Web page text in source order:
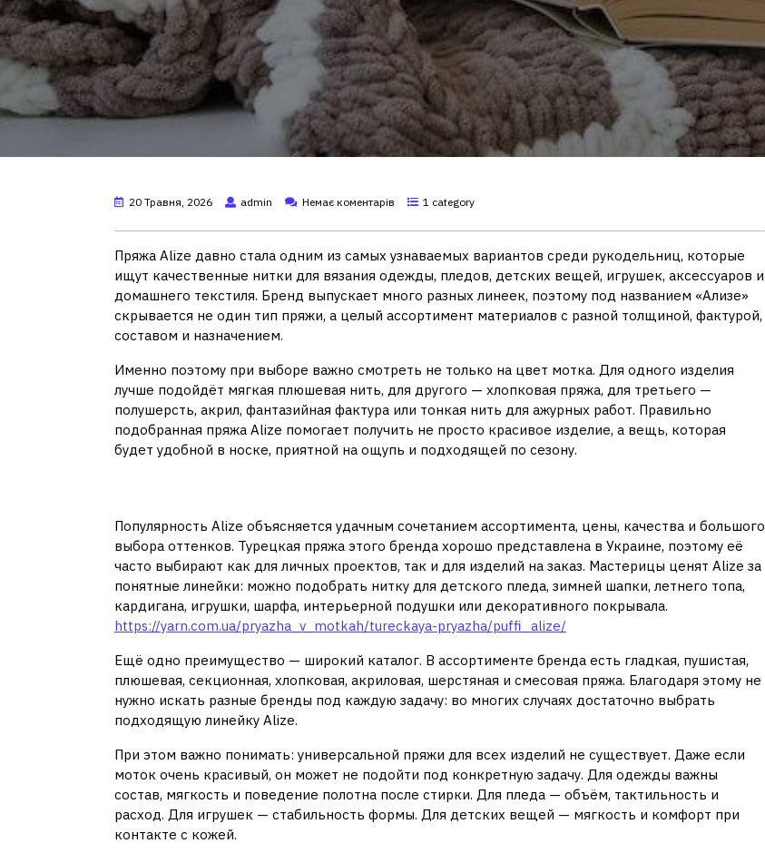
20 Травня, 2026 admin Немає коментарів 1 category
Пряжа Alize давно стала одним из самых узнаваемых вариантов среди рукодельниц, которые
ищут качественные нитки для вязания одежды, пледов, детских вещей, игрушек, аксессуаров и
домашнего текстиля. Бренд выпускает много разных линеек, поэтому под названием «Ализе»
скрывается не один тип пряжи, а целый ассортимент материалов с разной толщиной, фактурой,
составом и назначением.
Именно поэтому при выборе важно смотреть не только на цвет мотка. Для одного изделия
лучше подойдёт мягкая плюшевая нить, для другого — хлопковая пряжа, для третьего —
полушерсть, акрил, фантазийная фактура или тонкая нить для ажурных работ. Правильно
подобранная пряжа Alize помогает получить не просто красивое изделие, а вещь, которая
будет удобной в носке, приятной на ощупь и подходящей по сезону.
Популярность Alize объясняется удачным сочетанием ассортимента, цены, качества и большого
выбора оттенков. Турецкая пряжа этого бренда хорошо представлена в Украине, поэтому её
часто выбирают как для личных проектов, так и для изделий на заказ. Мастерицы ценят Alize за
понятные линейки: можно подобрать нитку для детского пледа, зимней шапки, летнего топа,
кардигана, игрушки, шарфа, интерьерной подушки или декоративного покрывала.
https://yarn.com.ua/pryazha_v_motkah/tureckaya-pryazha/puffi_alize/
Ещё одно преимущество — широкий каталог. В ассортименте бренда есть гладкая, пушистая,
плюшевая, секционная, хлопковая, акриловая, шерстяная и смесовая пряжа. Благодаря этому не
нужно искать разные бренды под каждую задачу: во многих случаях достаточно выбрать
подходящую линейку Alize.
При этом важно понимать: универсальной пряжи для всех изделий не существует. Даже если
моток очень красивый, он может не подойти под конкретную задачу. Для одежды важны
состав, мягкость и поведение полотна после стирки. Для пледа — объём, тактильность и
расход. Для игрушек — стабильность формы. Для детских вещей — мягкость и комфорт при
контакте с кожей.